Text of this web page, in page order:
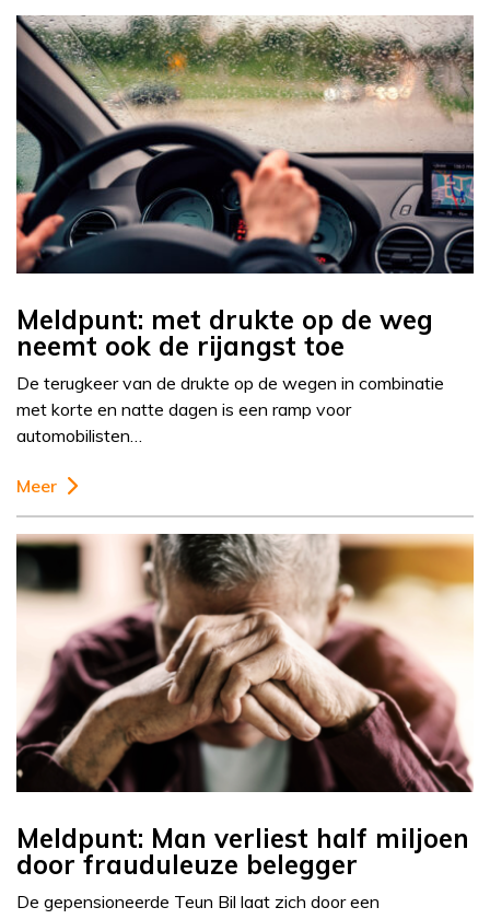
Meldpunt: met drukte op de weg
neemt ook de rijangst toe
De terugkeer van de drukte op de wegen in combinatie
met korte en natte dagen is een ramp voor
automobilisten…
Meer
Meldpunt: Man verliest half miljoen
door frauduleuze belegger
De gepensioneerde Teun Bil laat zich door een